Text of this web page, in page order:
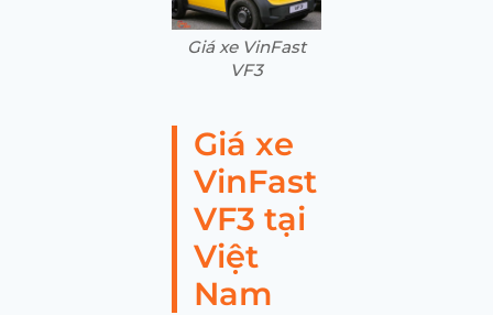
Giá xe VinFast
VF3
Giá xe
VinFast
VF3 tại
Việt
Nam